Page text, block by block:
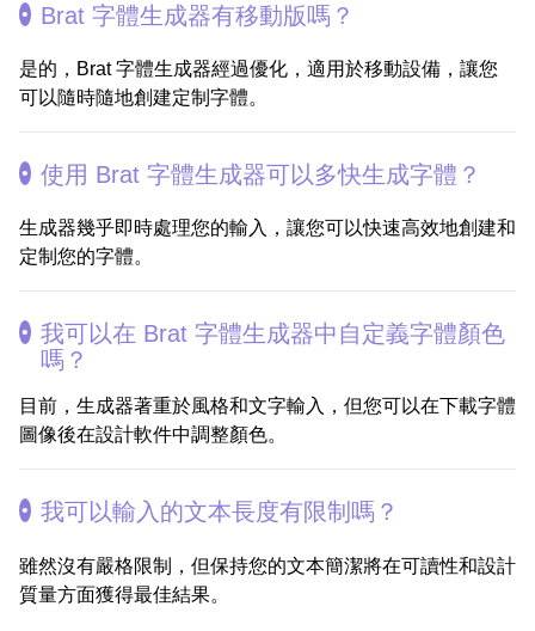
Brat 字體生成器有移動版嗎？
是的，Brat 字體生成器經過優化，適用於移動設備，讓您
可以隨時隨地創建定制字體。
使用 Brat 字體生成器可以多快生成字體？
生成器幾乎即時處理您的輸入，讓您可以快速高效地創建和
定制您的字體。
我可以在 Brat 字體生成器中自定義字體顏色
嗎？
目前，生成器著重於風格和文字輸入，但您可以在下載字體
圖像後在設計軟件中調整顏色。
我可以輸入的文本長度有限制嗎？
雖然沒有嚴格限制，但保持您的文本簡潔將在可讀性和設計
質量方面獲得最佳結果。